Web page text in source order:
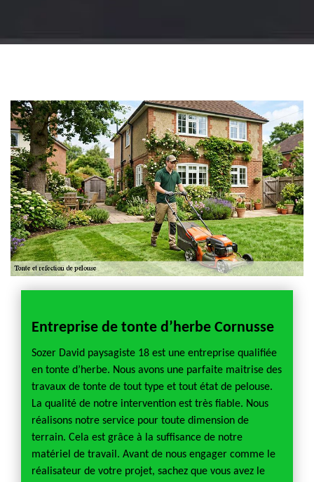
Entreprise de tonte d’herbe Cornusse
Sozer David paysagiste 18 est une entreprise qualifiée
en tonte d’herbe. Nous avons une parfaite maitrise des
travaux de tonte de tout type et tout état de pelouse.
La qualité de notre intervention est très fiable. Nous
réalisons notre service pour toute dimension de
terrain. Cela est grâce à la suffisance de notre
matériel de travail. Avant de nous engager comme le
réalisateur de votre projet, sachez que vous avez le